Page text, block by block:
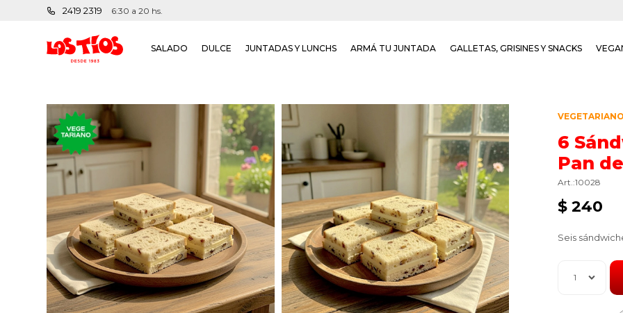
SALADO DULCE JUNTADAS Y LUNCHS ARMÁ TU JUNTADA GALLETAS, GRISINES Y SNACKS
2419 2319 6:30 a 20 hs.
VEGETARIANO
6
Pan
10028
$ 240
Seis
1